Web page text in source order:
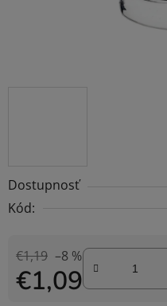
Dostupnosť
Kód:
€1,19 –8 %
€1,09